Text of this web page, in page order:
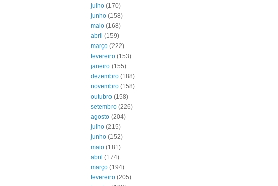
julho (170)
junho (158)
maio (168)
abril (159)
março (222)
fevereiro (153)
janeiro (155)
dezembro (188)
novembro (158)
outubro (158)
setembro (226)
agosto (204)
julho (215)
junho (152)
maio (181)
abril (174)
março (194)
fevereiro (205)